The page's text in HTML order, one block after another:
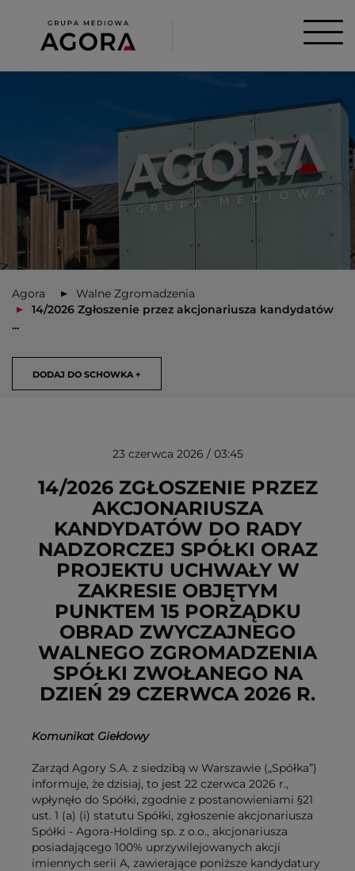
Agora
Walne Zgromadzenia
14/2026 Zgłoszenie przez akcjonariusza kandydatów
...
DODAJ DO SCHOWKA +
USUŃ ZE SCHOWKA
23 czerwca 2026 / 03:45
14/2026 ZGŁOSZENIE PRZEZ
AKCJONARIUSZA
KANDYDATÓW DO RADY
NADZORCZEJ SPÓŁKI ORAZ
PROJEKTU UCHWAŁY W
ZAKRESIE OBJĘTYM
PUNKTEM 15 PORZĄDKU
OBRAD ZWYCZAJNEGO
WALNEGO ZGROMADZENIA
SPÓŁKI ZWOŁANEGO NA
DZIEŃ 29 CZERWCA 2026 R.
Komunikat Giełdowy
Zarząd Agory S.A. z siedzibą w Warszawie („Spółka”)
informuje, że dzisiaj, to jest 22 czerwca 2026 r.,
wpłynęło do Spółki, zgodnie z postanowieniami §21
ust. 1 (a) (i) statutu Spółki, zgłoszenie akcjonariusza
Spółki - Agora-Holding sp. z o.o., akcjonariusza
posiadającego 100% uprzywilejowanych akcji
imiennych serii A, zawierające poniższe kandydatury